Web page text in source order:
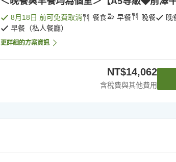
8月18日 前可免費取消 餐食 早餐 晚餐
晚
早餐（私人餐廳）
更詳細的方案資訊
NT$14,062
含稅費與其他費用